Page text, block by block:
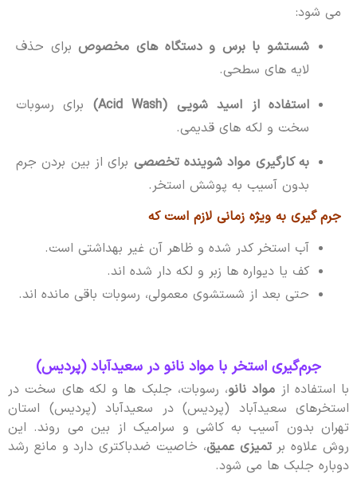
می شود:
شستشو با برس و دستگاه های مخصوصبرای حذف
لایه های سطحی.
استفاده از اسید شویی (Acid Wash)
برای رسوبات
سخت و لکه های قدیمی.
به کارگیری مواد شوینده تخصصیبرای از بین بردن جرم
بدون آسیب به پوشش استخر.
جرم گیری به ویژه زمانی لازم است که
آب استخر کدر شده و ظاهر آن غیر بهداشتی است.
کف یا دیواره ها زبر و لکه دار شده اند.
حتی بعد از شستشوی معمولی، رسوبات باقی مانده اند.
جرم‌گیری استخر با مواد نانو در سعیدآباد (پردیس)
با استفاده از مواد نانو، رسوبات، جلبک ها و لکه های سخت در
استخرهای سعیدآباد (پردیس) در سعیدآباد (پردیس) استان
تهران بدون آسیب به کاشی و سرامیک از بین می روند. این
روش علاوه بر تمیزی عمیق، خاصیت ضدباکتری دارد و مانع رشد
دوباره جلبک ها می شود.